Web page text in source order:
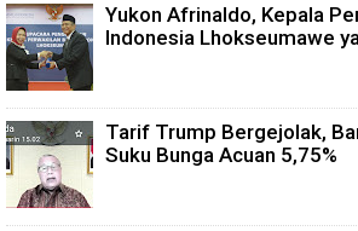
Yukon Afrinaldo, Kepala
Indonesia Lhokseumawe
Tarif Trump Bergejolak,
Suku Bunga Acuan 5,75%